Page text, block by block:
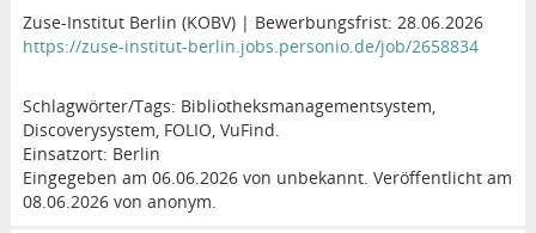
Zuse-Institut Berlin (KOBV) | Bewerbungsfrist: 28.06.2026
https://zuse-institut-berlin.jobs.personio.de/job/2658834
Schlagwörter/Tags: Bibliotheksmanagementsystem,
Discoverysystem, FOLIO, VuFind.
Einsatzort: Berlin
Eingegeben am 06.06.2026 von unbekannt. Veröffentlicht am
08.06.2026 von anonym.